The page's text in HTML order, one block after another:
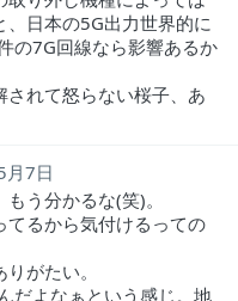
日本の5G出力世界的に
の7G回線なら影響あるか
れて怒らない桜子、あ
月7日
う分かるな(笑)。
るから気付けるっての
がたい。
だよなぁという感じ。地